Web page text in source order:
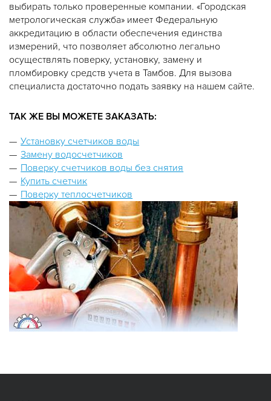
выбирать только проверенные компании. «Городская
метрологическая служба» имеет Федеральную
аккредитацию в области обеспечения единства
измерений, что позволяет абсолютно легально
осуществлять поверку, установку, замену и
пломбировку средств учета в Тамбов. Для вызова
специалиста достаточно подать заявку на нашем сайте.
ТАК ЖЕ ВЫ МОЖЕТЕ ЗАКАЗАТЬ:
Установку счетчиков воды
Замену водосчетчиков
Поверку счетчиков воды без снятия
Купить счетчик
Поверку теплосчетчиков